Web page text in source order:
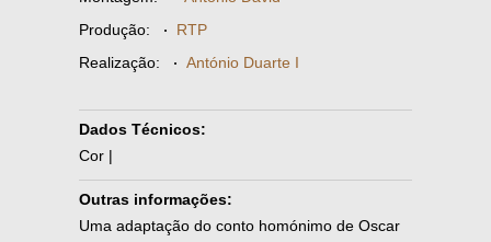
Produção: · RTP
Realização: · António Duarte I
Dados Técnicos:
Cor |
Outras informações:
Uma adaptação do conto homónimo de Oscar